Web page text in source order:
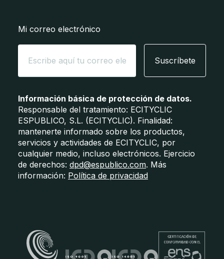
Mi correo electrónico
Suscríbete
Información básica de protección de datos.
Responsable del tratamiento: ECITYCLIC
ESPUBLICO, S.L. (ECITYCLIC). Finalidad:
mantenerte informado sobre los productos,
servicios y actividades de ECITYCLIC, por
cualquier medio, incluso electrónicos. Ejercicio
de derechos: dpd@espublico.com. Más
información: Política de privacidad